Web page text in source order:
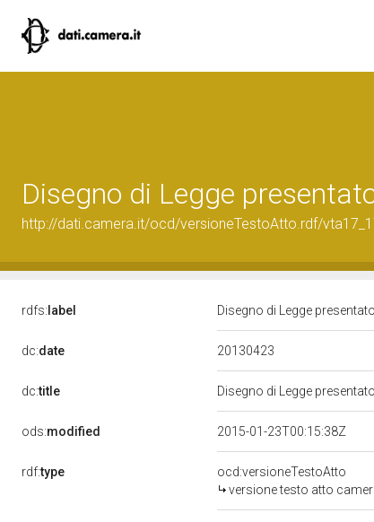
Disegno di Legge
http://dati.camera.it/ocd/versioneTestoAtto.rdf/
rdfs: label Disegno di Legge
dc:date 20130423
dc:title Disegno di Legge
ods:modified 2015-01-23T00:15:38Z
rdf:type
ocd:versioneTestoAtto
versione testo atto